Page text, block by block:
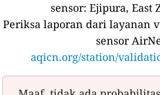
sensor: Ejipura, East
Periksa laporan dari layanan
sensor
aqicn.org/station/